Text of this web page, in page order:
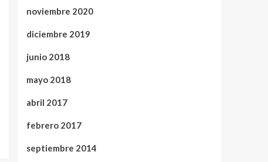
noviembre 2020
diciembre 2019
junio 2018
mayo 2018
abril 2017
febrero 2017
septiembre 2014